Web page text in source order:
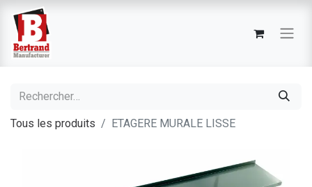
Tous les produits ETAGERE MURALE LISSE